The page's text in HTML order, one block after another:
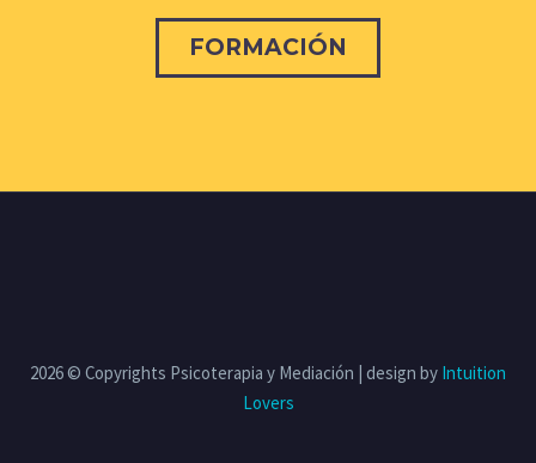
FORMACIÓN
2026 © Copyrights Psicoterapia y Mediación | design by Intuition
Lovers